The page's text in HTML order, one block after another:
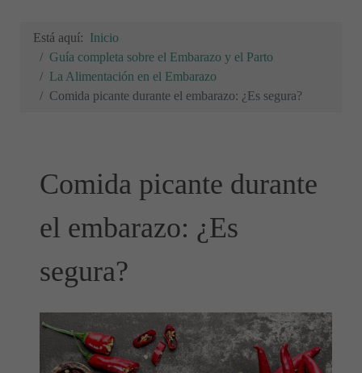
Está aquí: Inicio
Guía completa sobre el Embarazo y el Parto
La Alimentación en el Embarazo
Comida picante durante el embarazo: ¿Es segura?
Comida picante durante
el embarazo: ¿Es
segura?